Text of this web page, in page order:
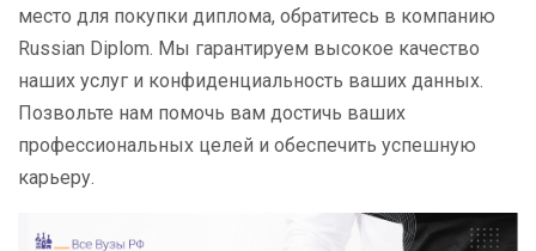
место для покупки диплома, обратитесь в компанию
Russian Diplom. Мы гарантируем высокое качество
наших услуг и конфиденциальность ваших данных.
Позвольте нам помочь вам достичь ваших
профессиональных целей и обеспечить успешную
карьеру.